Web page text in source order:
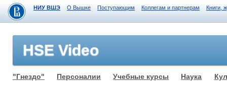
НИУ ВШЭ О Вышке Поступающим Коллегам и партнерам Книги,
HSE Video
"Гнездо" Персоналии Учебные курсы Наука